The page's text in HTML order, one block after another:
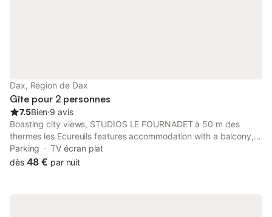
Dax, Région de Dax
Gîte pour 2 personnes
7.5Bien⋅9 avis
Boasting city views, STUDIOS LE FOURNADET à 50 m des
thermes les Ecureuils features accommodation with a balcony,
around 1.7 km from Dax Train Station.
Parking
TV écran plat
dès 48 € par nuit